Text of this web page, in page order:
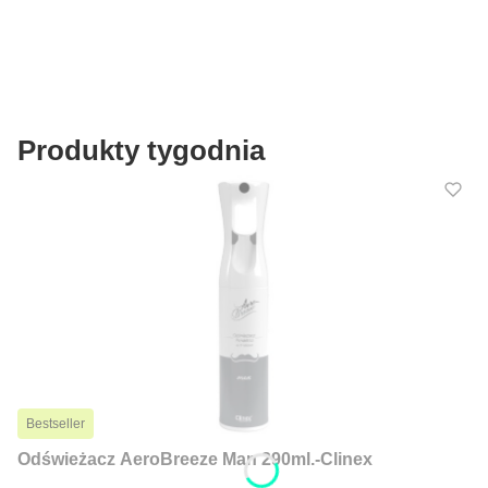
Produkty tygodnia
Bestseller
Odświeżacz AeroBreeze Man 290ml.-Clinex